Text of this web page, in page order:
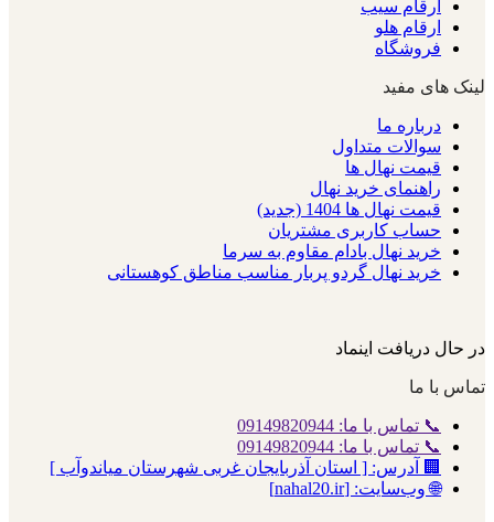
ارقام سیب
ارقام هلو
فروشگاه
لینک های مفید
درباره ما
سوالات متداول
قیمت نهال ها
راهنمای خرید نهال
قیمت نهال ها 1404 (جدید)
حساب کاربری مشتریان
خرید نهال بادام مقاوم به سرما
خرید نهال گردو پربار مناسب مناطق کوهستانی
در حال دریافت اینماد
تماس با ما
📞 تماس با ما: 09149820944
📞 تماس با ما: 09149820944
🏢 آدرس: [ استان آذربایجان غربی شهرستان میاندوآب ]
🌐 وب‌سایت: [nahal20.ir]